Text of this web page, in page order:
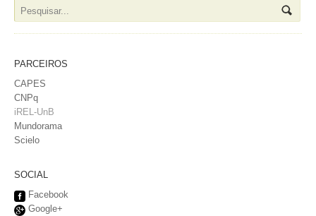
PARCEIROS
CAPES
CNPq
iREL-UnB
Mundorama
Scielo
SOCIAL
Facebook
Google+